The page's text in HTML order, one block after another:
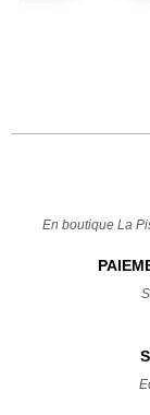
En boutique La